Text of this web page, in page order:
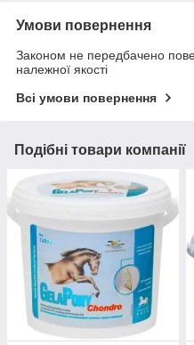
Умови повернення
Законом не передбачено
належної якості
Всі умови повернення
Подібні товари компанії